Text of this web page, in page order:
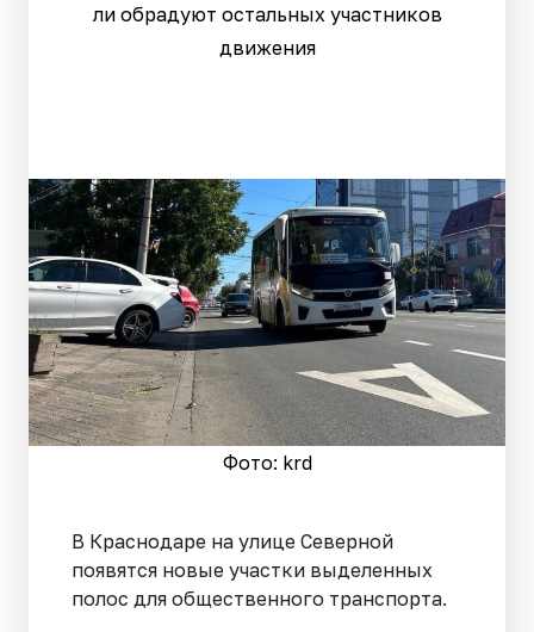
ли обрадуют остальных участников
движения
Фото: krd
В Краснодаре на улице Северной
появятся новые участки выделенных
полос для общественного транспорта.